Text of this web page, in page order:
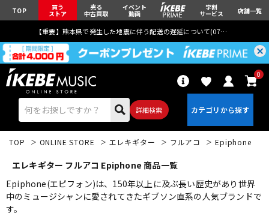
TOP 買う
ストア
売る
中古買取
イベント
動画
学割
サービス 店舗一覧
【重要】熊本県で発生した地震に伴う配送の遅延について(07月29日
詳細検索
0
TOP ONLINE STORE エレキギター フルアコ Epiphone
エレキギター フルアコ Epiphone 商品一覧
Epiphone(エピフォン)は、150年以上に及ぶ長い歴史があり世界
中のミュージシャンに愛されてきたギブソン直系の人気ブランドで
す。